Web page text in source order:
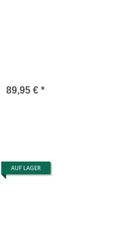
89,95 € *
AUF LAGER